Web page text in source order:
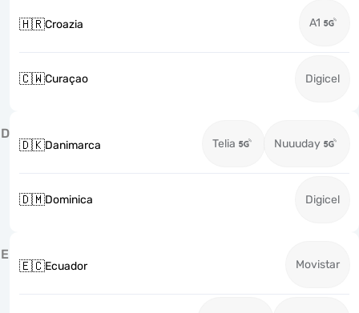
🇭🇷Croazia A1
🇨🇼Curaçao Digicel
D
🇩🇰Danimarca Telia Nuuuday
🇩🇲Dominica Digicel
E
🇪🇨Ecuador Movistar